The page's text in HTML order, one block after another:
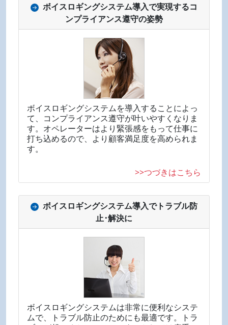
ボイスロギングシステム導入で実現するコ
ンプライアンス遵守の姿勢
ボイスロギングシステムを導入することによっ
て、コンプライアンス遵守が叶いやすくなりま
す。オペレーターはより緊張感をもって仕事に
打ち込めるので、より顧客満足度を高められま
す。
>>つづきはこちら
ボイスロギングシステム導入でトラブル防
止･解決に
ボイスロギングシステムは非常に便利なシステ
ムで、トラブル防止のためにも最適です。トラ